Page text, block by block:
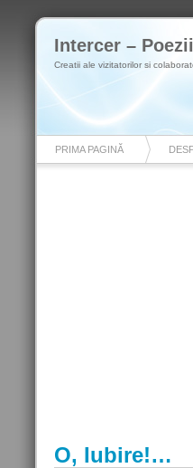
Intercer –
Creatii ale vizitatorilor si
PRIMA PAGINĂ
O, Iubire!…